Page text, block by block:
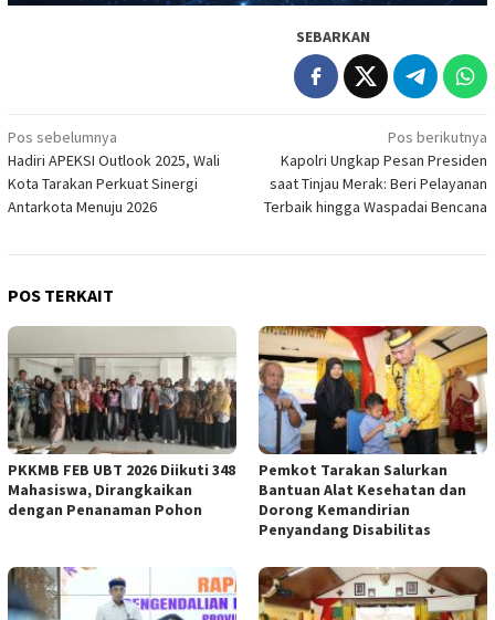
SEBARKAN
Navigasi
pos
Pos sebelumnya
Hadiri APEKSI Outlook 2025, Wali
Kota Tarakan Perkuat Sinergi
Antarkota Menuju 2026
Pos berikutnya
Kapolri Ungkap Pesan Presiden
saat Tinjau Merak: Beri Pelayanan
Terbaik hingga Waspadai Bencana
POS TERKAIT
PKKMB FEB UBT 2026 Diikuti 348
Mahasiswa, Dirangkaikan
dengan Penanaman Pohon
Pemkot Tarakan Salurkan
Bantuan Alat Kesehatan dan
Dorong Kemandirian
Penyandang Disabilitas